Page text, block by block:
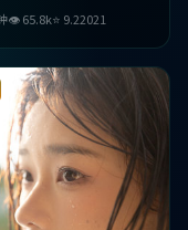
可信度。
👁65.8k⭐ 9.22021